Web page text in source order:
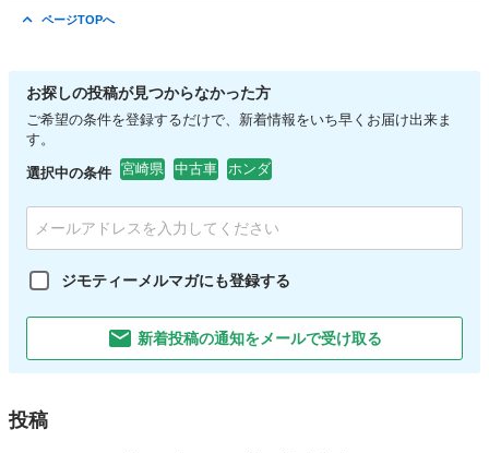
ページTOPへ
お探しの投稿が見つからなかった方
ご希望の条件を登録するだけで、新着情報をいち早くお届け出来ま
す。
選択中の条件 宮崎県 中古車 ホンダ
ジモティーメルマガにも登録する
新着投稿の通知をメールで受け取る
投稿